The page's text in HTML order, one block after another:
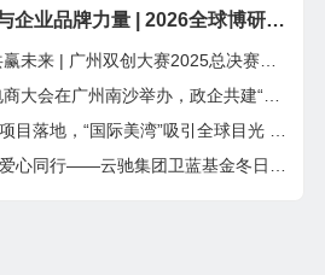
中国再出发与企业品牌力量 | 2026全球博研同学年会 在深圳圆满举行
州双创大赛2025总决赛暨INNO+大湾区科创嘉年华成功举办
在广州南沙举办，政企共建“跨境电商出海新通道”
美湾”吸引全球目光 ——第三届广州国际美妆周开幕，千亿产业集群加速全球化布局
同行——云驰集团卫蓝基金冬日公益捐赠行动